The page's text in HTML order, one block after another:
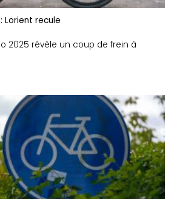
Lorient recule
2025 révèle un coup de frein à